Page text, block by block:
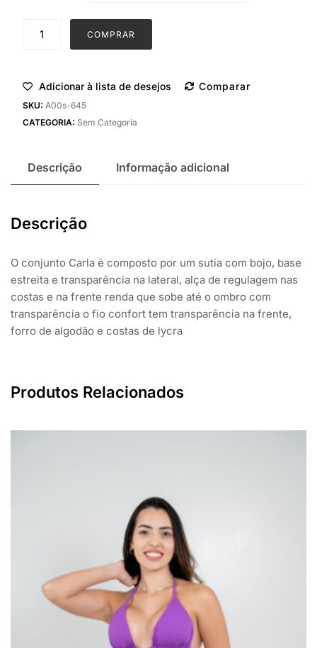
COMPRAR
Adicionar à lista de desejos Comparar
SKU: A00s-645
CATEGORIA: Sem Categoria
Descrição Informação adicional
Descrição
O conjunto Carla é composto por um sutia com bojo, base
estreita e transparência na lateral, alça de regulagem nas
costas e na frente renda que sobe até o ombro com
transparência o fio confort tem transparência na frente,
forro de algodão e costas de lycra
Produtos Relacionados